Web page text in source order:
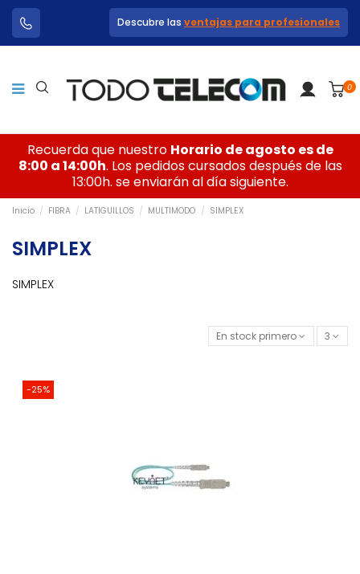
Descubre las ventajas para profesionales
0
Recuerda que nuestro Horario de agosto es de
8:00 a 14:00h. Los pedidos cursados después de las
13:00h. se enviarán al día siguiente.
Inicio FIBRA LATIGUILLOS MULTIMODO SIMPLEX
SIMPLEX
SIMPLEX
En stock primero 3
-25%